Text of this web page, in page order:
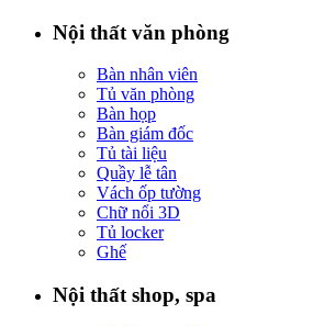
Nội thất văn phòng
Bàn nhân viên
Tủ văn phòng
Bàn họp
Bàn giám đốc
Tủ tài liệu
Quầy lễ tân
Vách ốp tường
Chữ nổi 3D
Tủ locker
Ghế
Nội thất shop, spa